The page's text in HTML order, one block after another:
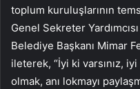
toplum kuruluşlarının
Genel Sekreter
Belediye Başkanı Mimar
ileterek, “İyi ki varsınız,
olmak, anı lokmayı